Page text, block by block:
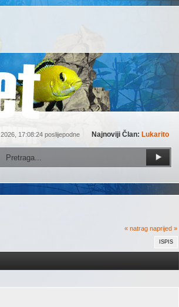
17:08:24 poslijepodne Najnoviji Član: Lukarito
« natrag naprijed »
ISPIS